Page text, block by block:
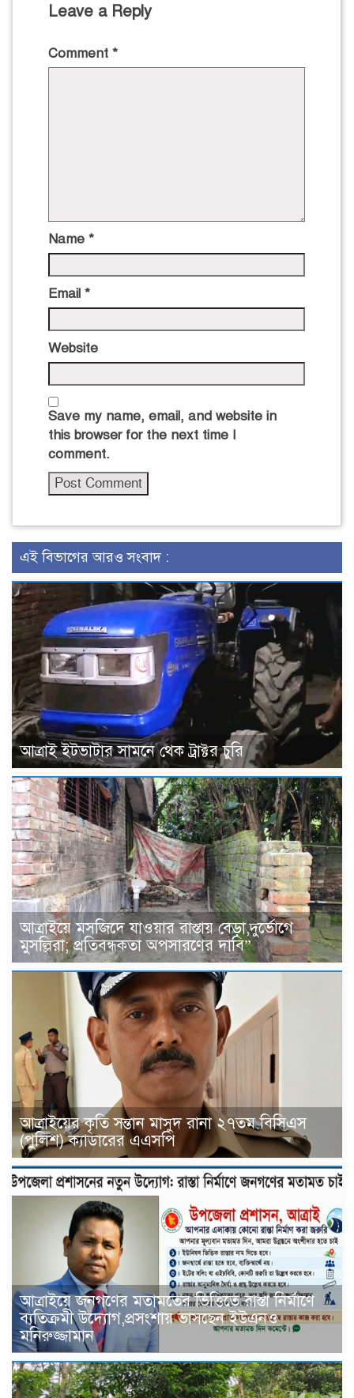
Leave a Reply
Comment *
Name *
Email *
Website
Save my name, email, and website in
this browser for the next time I
comment.
এই বিভাগের আরও সংবাদ :
আত্রাই ইটভাটার সামনে থেক ট্রাক্টর চুরি
আত্রাইয়ে মসজিদে যাওয়ার রাস্তায় বেড়া,দুর্ভোগে
মুসল্লিরা; প্রতিবন্ধকতা অপসারণের দাবি”
আত্রাইয়ের কৃতি সন্তান মাসুদ রানা ২৭তম বিসিএস
(পুলিশ) ক্যাডারের এএসপি
আত্রাইয়ে জনগণের মতামতের ভিত্তিতে রাস্তা নির্মাণে
ব্যতিক্রমী উদ্যোগ,প্রসংশায় ভাসছেন ইউএনও
মনিরুজ্জামান